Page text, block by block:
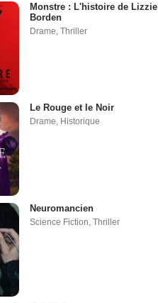
Monstre : L'histoire de Lizzie
Borden
Drame, Thriller
Le Rouge et le Noir
Drame, Historique
Neuromancien
Science Fiction, Thriller